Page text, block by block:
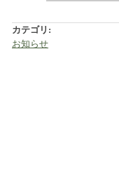
カテゴリ :
お知らせ